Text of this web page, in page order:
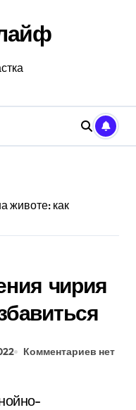
животе: как
чирия
Комментариев нет